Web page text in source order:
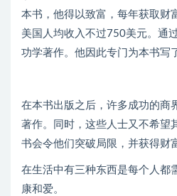
本书，他得以致富，每年获取财
美国人均收入不过750美元。通
功学著作。他因此专门为本书写
在本书出版之后，许多成功的商
著作。同时，这些人士又不希望
书会令他们突破局限，并获得财
在生活中有三种东西是每个人都
康和爱。